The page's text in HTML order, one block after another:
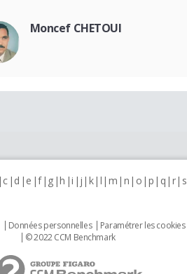
Moncef CHETOUI
c d e f g h i j k l m n o p q r s
Données personnelles Paramétrer les cookies
© 2022 CCM Benchmark